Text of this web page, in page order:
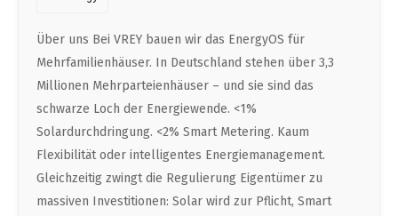
Über uns Bei VREY bauen wir das EnergyOS für
Mehrfamilienhäuser. In Deutschland stehen über 3,3
Millionen Mehrparteienhäuser – und sie sind das
schwarze Loch der Energiewende. <1%
Solardurchdringung. <2% Smart Metering. Kaum
Flexibilität oder intelligentes Energiemanagement.
Gleichzeitig zwingt die Regulierung Eigentümer zu
massiven Investitionen: Solar wird zur Pflicht, Smart